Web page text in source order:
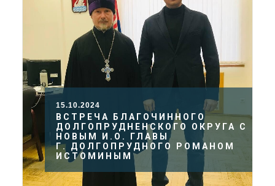
15.10.2024
ВСТРЕЧА БЛАГОЧИННОГО
ДОЛГОПРУДНЕНСКОГО ОКРУГА С
НОВЫМ И.О. ГЛАВЫ
Г. ДОЛГОПРУДНОГО РОМАНОМ
ИСТОМИНЫМ